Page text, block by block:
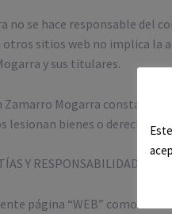
no se hace responsable del
otros sitios web no implica la
y sus titulares.
Zamarro Mogarra
lesionan bienes o derechos
Y RESPONSABILIDAD
página “WEB” como el